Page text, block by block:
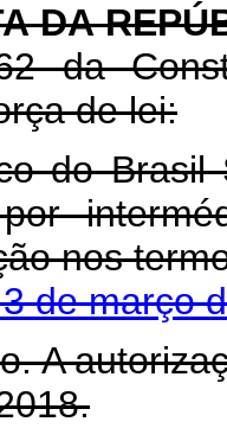
DA
da
de lei:
do Brasil
nos
de março
A